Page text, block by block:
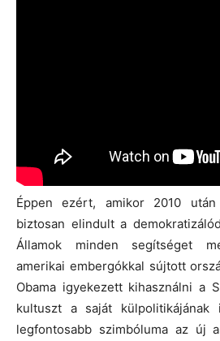
Éppen ezért, amikor 2010
biztosan elindult a
Államok minden segítséget
amerikai embergókkal sújtott
Obama igyekezett kihasználni a
kultuszt a saját
legfontosabb szimbóluma az új